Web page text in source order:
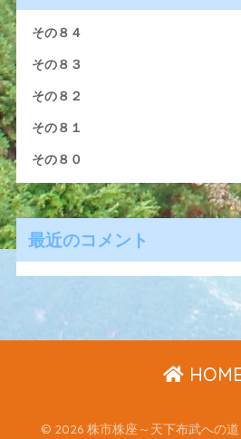
その８４
その８３
その８２
その８１
その８０
最近のコメント
© 2026 株市株座～天下布武への